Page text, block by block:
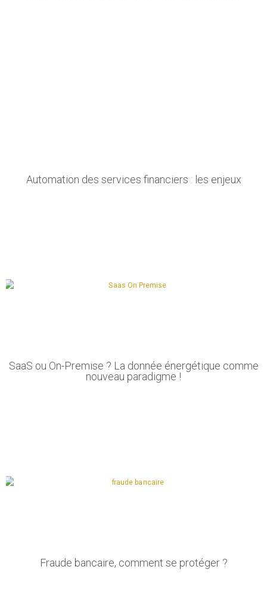
Automation des services financiers : les enjeux
SaaS ou On-Premise ? La donnée énergétique comme
nouveau paradigme !
Fraude bancaire, comment se protéger ?